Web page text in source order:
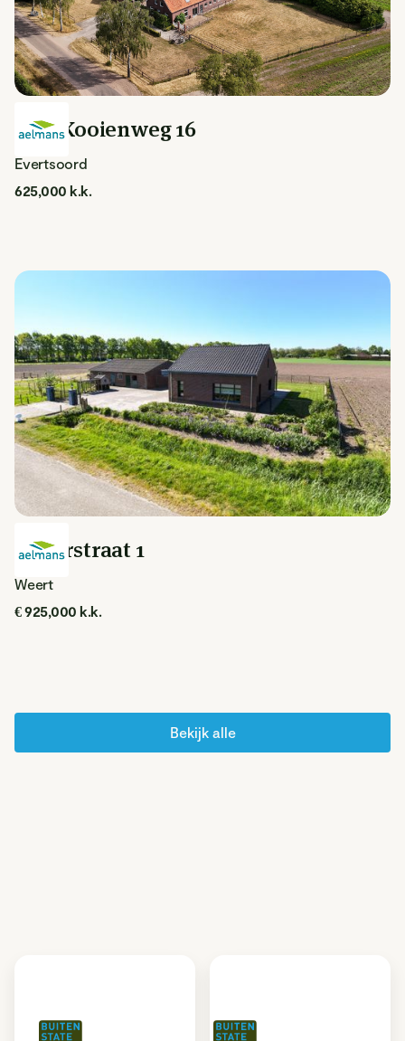
Drie Kooienweg 16
Evertsoord
625,000 k.k.
Rakerstraat 1
Weert
€ 925,000 k.k.
Bekijk alle